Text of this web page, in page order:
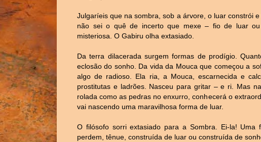
Julgaríeis que na sombra, sob a árvore, o luar constrói
não sei o quê de incerto que mexe – fio de luar
misteriosa. O Gabiru olha extasiado.
Da terra dilacerada surgem formas de prodígio.
eclosão do sonho. Da vida da Mouca que começou a
algo de radioso. Ela ria, a Mouca, escarnecida e
prostitutas e ladrões. Nasceu para gritar – e ri. Mas
rolada como as pedras no enxurro, conhecerá o
vai nascendo uma maravilhosa forma de luar.
O filósofo sorri extasiado para a Sombra. Ei-la! Uma
perdem, tênue, construída de luar ou construída de